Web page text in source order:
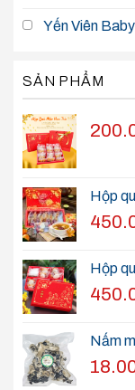
Yến Viên Baby
SẢN PHẨM
Hộp
Hộp
Nấm